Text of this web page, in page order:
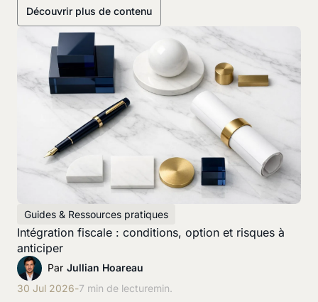
Découvrir plus de contenu
Guides & Ressources pratiques
Intégration fiscale : conditions, option et risques à
anticiper
Par Jullian Hoareau
30 Jul 2026-7 min de lecturemin.